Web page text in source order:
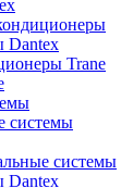
Dantex
Trane
системы
системы
Dantex